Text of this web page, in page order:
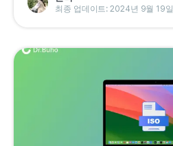
최종 업데이트: 2024년 9월 19일